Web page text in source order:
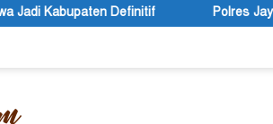
Polres Jayapura Lakukan